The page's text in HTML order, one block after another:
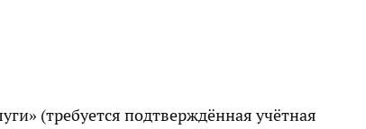
(требуется подтверждённая учётная